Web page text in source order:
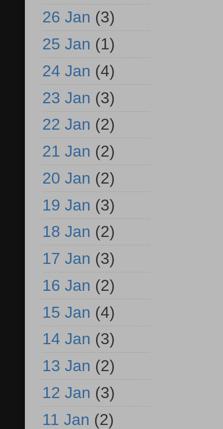
26 Jan (3)
25 Jan (1)
24 Jan (4)
23 Jan (3)
22 Jan (2)
21 Jan (2)
20 Jan (2)
19 Jan (3)
18 Jan (2)
17 Jan (3)
16 Jan (2)
15 Jan (4)
14 Jan (3)
13 Jan (2)
12 Jan (3)
11 Jan (2)